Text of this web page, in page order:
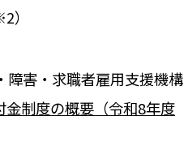
）
障害・求職者雇用支援機構
金制度の概要（令和8年度